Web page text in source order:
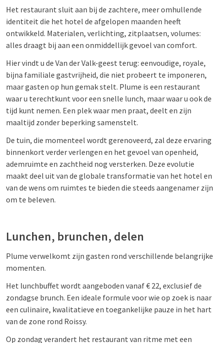
Het restaurant sluit aan bij de zachtere, meer omhullende
identiteit die het hotel de afgelopen maanden heeft
ontwikkeld. Materialen, verlichting, zitplaatsen, volumes:
alles draagt bij aan een onmiddellijk gevoel van comfort.
Hier vindt u de Van der Valk-geest terug: eenvoudige, royale,
bijna familiale gastvrijheid, die niet probeert te imponeren,
maar gasten op hun gemak stelt. Plume is een restaurant
waar u terechtkunt voor een snelle lunch, maar waar u ook de
tijd kunt nemen. Een plek waar men praat, deelt en zijn
maaltijd zonder beperking samenstelt.
De tuin, die momenteel wordt gerenoveerd, zal deze ervaring
binnenkort verder verlengen en het gevoel van openheid,
ademruimte en zachtheid nog versterken. Deze evolutie
maakt deel uit van de globale transformatie van het hotel en
van de wens om ruimtes te bieden die steeds aangenamer zijn
om te beleven.
Lunchen, brunchen, delen
Plume verwelkomt zijn gasten rond verschillende belangrijke
momenten.
Het lunchbuffet wordt aangeboden vanaf € 22, exclusief de
zondagse brunch. Een ideale formule voor wie op zoek is naar
een culinaire, kwalitatieve en toegankelijke pauze in het hart
van de zone rond Roissy.
Op zondag verandert het restaurant van ritme met een